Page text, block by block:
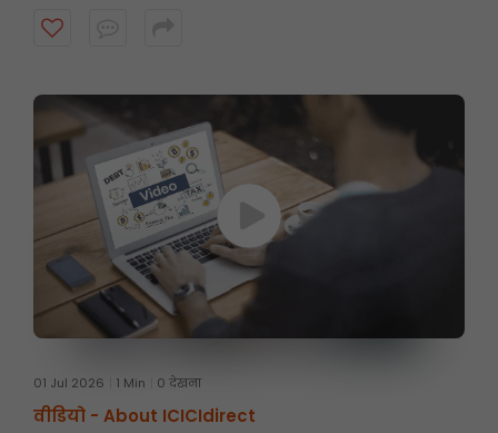
01 Jul 2026 1 Min 0 देखना
वीडियो - About ICICIdirect